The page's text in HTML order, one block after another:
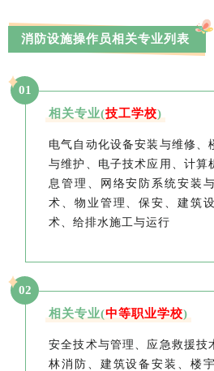
消防设施操作员相关专业列表
01
相关专业(技工学校)
电气自动化设备安装与维修、
与维护、电子技术应用、计算
息管理、网络安防系统安装
术、物业管理、保安、建筑
术、给排水施工与运行
02
相关专业(中等职业学校)
安全技术与管理、应急救援技
林消防、建筑设备安装、楼